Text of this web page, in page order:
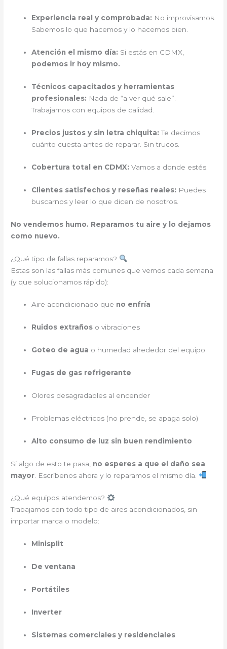
Experiencia real y comprobada: No improvisamos.
Sabemos lo que hacemos y lo hacemos bien.
Atención el mismo día: Si estás en CDMX,
podemos ir hoy mismo.
Técnicos capacitados y herramientas
profesionales: Nada de “a ver qué sale”.
Trabajamos con equipos de calidad.
Precios justos y sin letra chiquita: Te decimos
cuánto cuesta antes de reparar. Sin trucos.
Cobertura total en CDMX: Vamos a donde estés.
Clientes satisfechos y reseñas reales: Puedes
buscarnos y leer lo que dicen de nosotros.
No vendemos humo. Reparamos tu aire y lo dejamos
como nuevo.
¿Qué tipo de fallas reparamos?
Estas son las fallas más comunes que vemos cada semana
(y que solucionamos rápido):
Aire acondicionado que no enfría
Ruidos extraños o vibraciones
Goteo de agua o humedad alrededor del equipo
Fugas de gas refrigerante
Olores desagradables al encender
Problemas eléctricos (no prende, se apaga solo)
Alto consumo de luz sin buen rendimiento
Si algo de esto te pasa, no esperes a que el daño sea
mayor . Escríbenos ahora y lo reparamos el mismo día.
¿Qué equipos atendemos?
Trabajamos con todo tipo de aires acondicionados, sin
importar marca o modelo:
Minisplit
De ventana
Portátiles
Inverter
Sistemas comerciales y residenciales